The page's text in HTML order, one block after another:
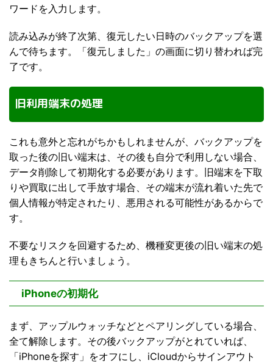
ワードを入力します。
読み込みが終了次第、復元したい日時のバックアップを選
んで待ちます。「復元しました」の画面に切り替われば完
了です。
旧利用端末の処理
これも意外と忘れがちかもしれませんが、バックアップを
取った後の旧い端末は、その後も自分で利用しない場合、
データ削除して初期化する必要があります。旧端末を下取
りや買取に出して手放す場合、その端末が流れ着いた先で
個人情報が特定されたり、悪用される可能性があるからで
す。
不要なリスクを回避するため、機種変更後の旧い端末の処
理もきちんと行いましょう。
iPhoneの初期化
まず、アップルウォッチなどとペアリングしている場合、
全て解除します。その後バックアップがとれていれば、
「iPhoneを探す」をオフにし、iCloudからサインアウト